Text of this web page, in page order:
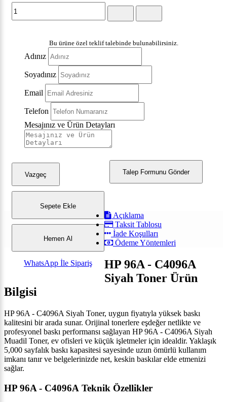
Bu ürüne özel teklif talebinde bulunabilirsiniz.
Adınız
Soyadınız
Email
Telefon
Mesajınız ve Ürün Detayları
Talep Formunu Gönder
Vazgeç
Sepete Ekle
Hemen Al
WhatsApp İle Sipariş
Açıklama
Taksit Tablosu
İade Koşulları
Ödeme Yöntemleri
HP 96A - C4096A
Siyah Toner Ürün
Bilgisi
HP 96A - C4096A Siyah Toner, uygun fiyatıyla yüksek baskı
kalitesini bir arada sunar. Orijinal tonerlere eşdeğer netlikte ve
profesyonel baskı performansı sağlayan HP 96A - C4096A Siyah
Muadil Toner, ev ofisleri ve küçük işletmeler için idealdir. Yaklaşık
5,000 sayfalık baskı kapasitesi sayesinde uzun ömürlü kullanım
imkanı tanır ve belgelerinizde net, keskin baskılar elde etmenizi
sağlar.
HP 96A - C4096A Teknik Özellikler